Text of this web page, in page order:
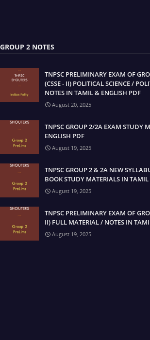
GROUP 2 NOTES
TNPSC PRELIMINARY EXAM OF
(CSSE - II) POLITICAL SCIENCE /
NOTES IN TAMIL & ENGLISH PDF
August 20, 2025
TNPSC GROUP 2/2A EXAM STUDY
ENGLISH PDF
August 19, 2025
TNPSC GROUP 2 & 2A NEW
BOOK STUDY MATERIALS IN
August 19, 2025
TNPSC PRELIMINARY EXAM OF
II) FULL MATERIAL / NOTES IN
August 19, 2025